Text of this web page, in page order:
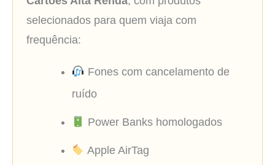
selecionados para quem viaja com
frequência:
Fones com cancelamento de
ruído
Power Banks homologados
Apple AirTag